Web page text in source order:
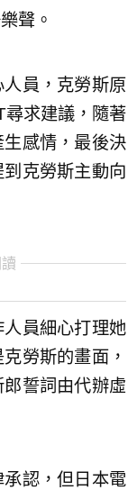
聲。
員，克勞斯原
求建議，隨著
感情，最後決
克勞斯主動向
員細心打理她
勞斯的畫面，
誓詞由代辦虛
認，但日本電